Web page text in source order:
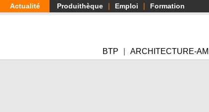
Aller
au
Actualité Produithèque Emploi Formation
BTP ARCHITECTURE-